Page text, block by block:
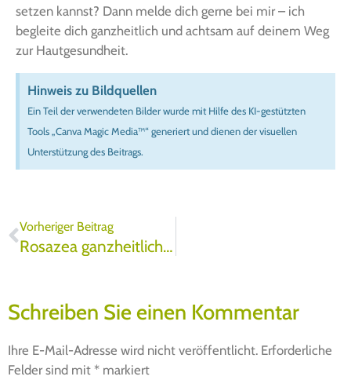
set­zen kannst? Dann mel­de dich ger­ne bei mir – ich
beglei­te dich ganz­heit­lich und acht­sam auf dei­nem Weg
zur Hautgesundheit.
Hin­weis zu Bildquellen
Ein Teil der ver­wen­de­ten Bil­der wur­de mit Hil­fe des KI-gestütz­ten
Tools „Can­va Magic Media™“ gene­riert und die­nen der visu­el­len
Unter­stüt­zung des Beitrags.
Vorheriger Beitrag
Rosazea ganzheitlich behandeln
Schreiben Sie einen Kommentar
Ihre E-Mail-Adresse wird nicht veröffentlicht. Erforderliche
Felder sind mit * markiert